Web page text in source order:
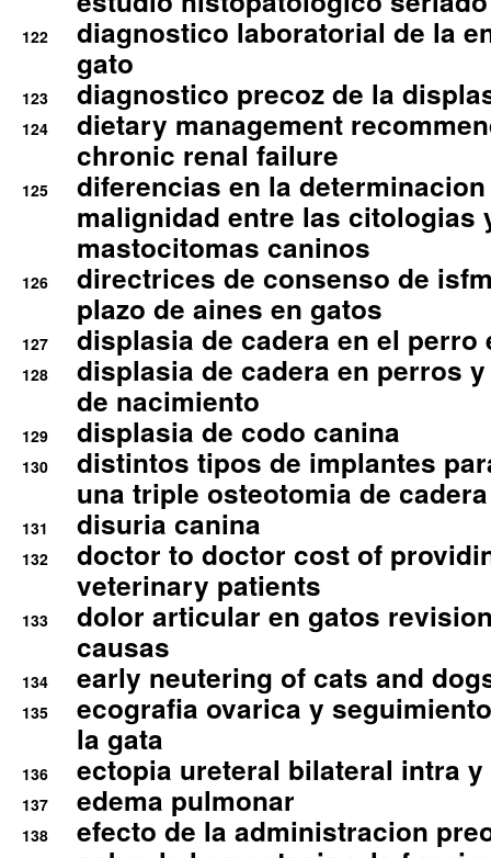
122
diagnostico laboratorial de la
gato
123 diagnostico precoz de la
124
dietary management
chronic renal failure
125
diferencias en la
malignidad entre las citologias
mastocitomas caninos
126
directrices de consenso de
plazo de aines en gatos
127 displasia de cadera en el perro
128
displasia de cadera en perros
de nacimiento
129 displasia de codo canina
130
distintos tipos de implantes
una triple osteotomia de cadera
131 disuria canina
132
doctor to doctor cost of
veterinary patients
133
dolor articular en gatos
causas
134 early neutering of cats and
135
ecografia ovarica y
la gata
136 ectopia ureteral bilateral intra
137 edema pulmonar
138
efecto de la administracion